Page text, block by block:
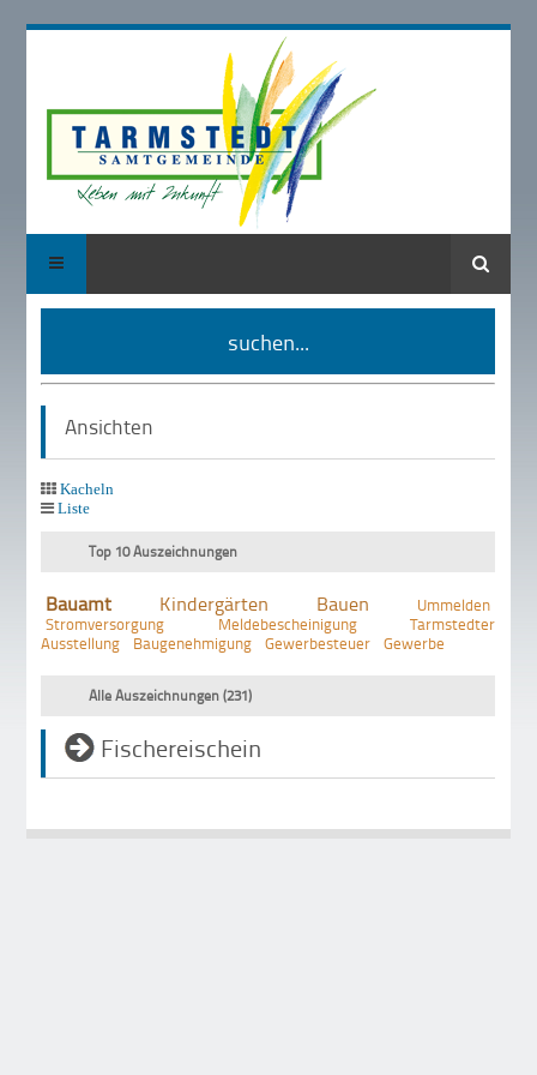
Suche
suchen...
Ansichten
Kacheln
Liste
Top 10 Auszeichnungen
Bauamt Kindergärten Bauen
Ummelden
Stromversorgung
Meldebescheinigung
Tarmstedter
Ausstellung
Baugenehmigung Gewerbesteuer Gewerbe
Alle Auszeichnungen (231)
Fischereischein